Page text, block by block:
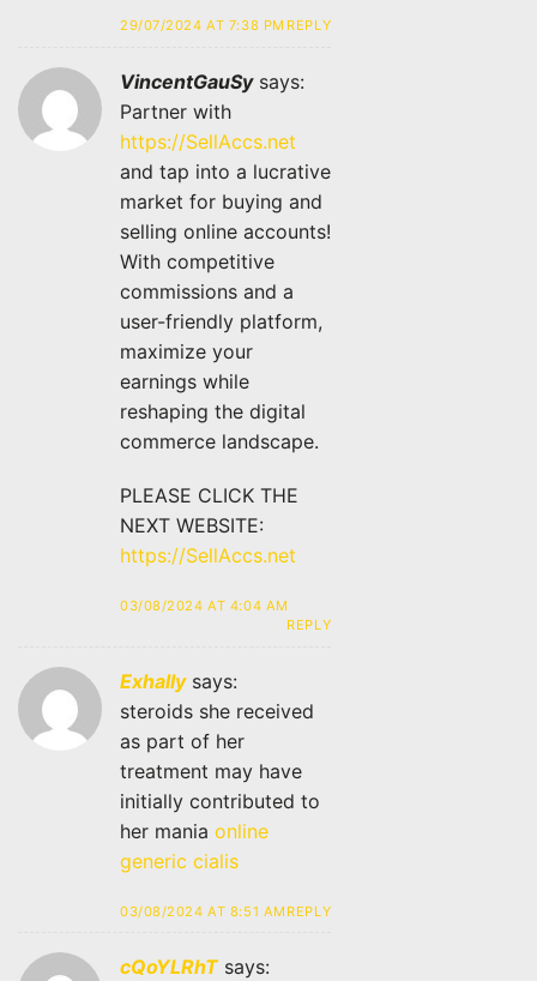
29/07/2024 AT 7:38 PM REPLY
VincentGauSy says:
Partner with
https://SellAccs.net
and tap into a lucrative
market for buying and
selling online accounts!
With competitive
commissions and a
user-friendly platform,
maximize your
earnings while
reshaping the digital
commerce landscape.
PLEASE CLICK THE
NEXT WEBSITE:
https://SellAccs.net
03/08/2024 AT 4:04 AM
REPLY
Exhally says:
steroids she received
as part of her
treatment may have
initially contributed to
her mania online
generic cialis
03/08/2024 AT 8:51 AM REPLY
cQoYLRhT says: